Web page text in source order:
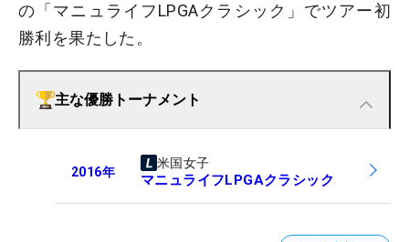
の「マニュライフLPGAクラシック」でツアー初
勝利を果たした。
主な優勝トーナメント
2016年
米国女子
マニュライフLPGAクラシック